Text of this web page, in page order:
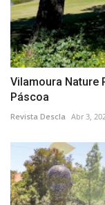
Vilamoura Nature
Páscoa
Revista Descla Abr 3,